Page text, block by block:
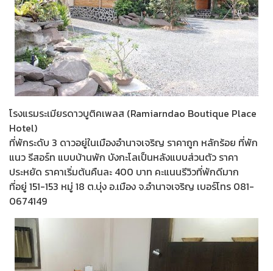
โรงแรมระเมียรดาวบูติคเพลส (Ramiarndao Boutique Place
Hotel)
ที่พักระดับ 3 ดาวอยู่ในเมืองอำนาจเจริญ ราคาถูก หลักร้อย ที่พัก
แนว รีสอร์ท แบบบ้านพัก บังกะโลเป็นหลังแบบส่วนตัว ราคา
ประหยัด ราคาเริ่มต้นคืนละ 400 บาท คะแนนรีวิวที่พักดีมาก
ที่อยู่ 151-153 หมู่ 18 ต.บุ่ง อ.เมือง จ.อำนาจเจริญ เบอร์โทร 081-
0674149